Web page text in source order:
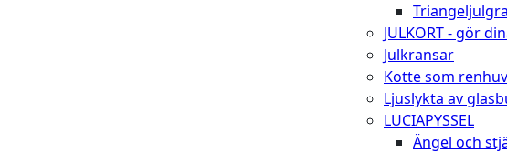
JULKORT - gör
Julkransar
Kotte som
Ljuslykta av
LUCIAPYSSEL
Ängel och